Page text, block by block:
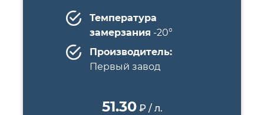
Температура
замерзания -20°
Производитель:
Первый завод
51.30 ₽ / л.